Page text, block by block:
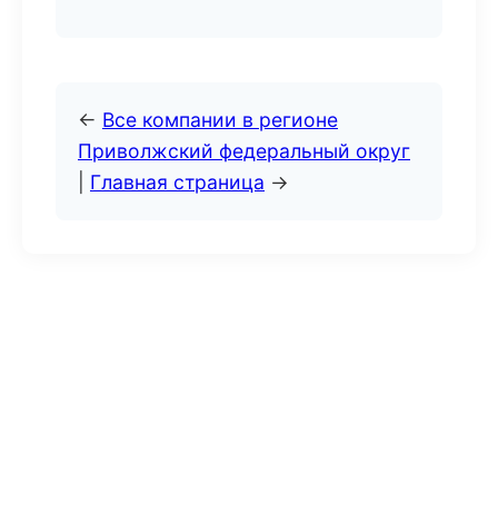
← Все компании в регионе
Приволжский федеральный округ
Главная страница →